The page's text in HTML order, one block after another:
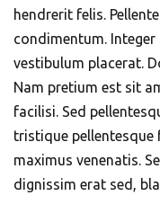
hendrerit felis.
condimentum.
vestibulum placerat.
Nam pretium est sit
facilisi. Sed
tristique pellentesque
maximus venenatis.
dignissim erat sed,